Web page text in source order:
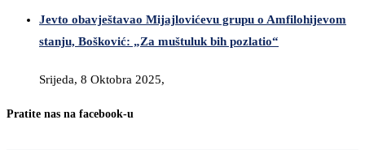
Jevto obavještavao Mijajlovićevu grupu o Amfilohijevom
stanju, Bošković: „Za muštuluk bih pozlatio“
Srijeda, 8 Oktobra 2025,
Pratite nas na facebook-u